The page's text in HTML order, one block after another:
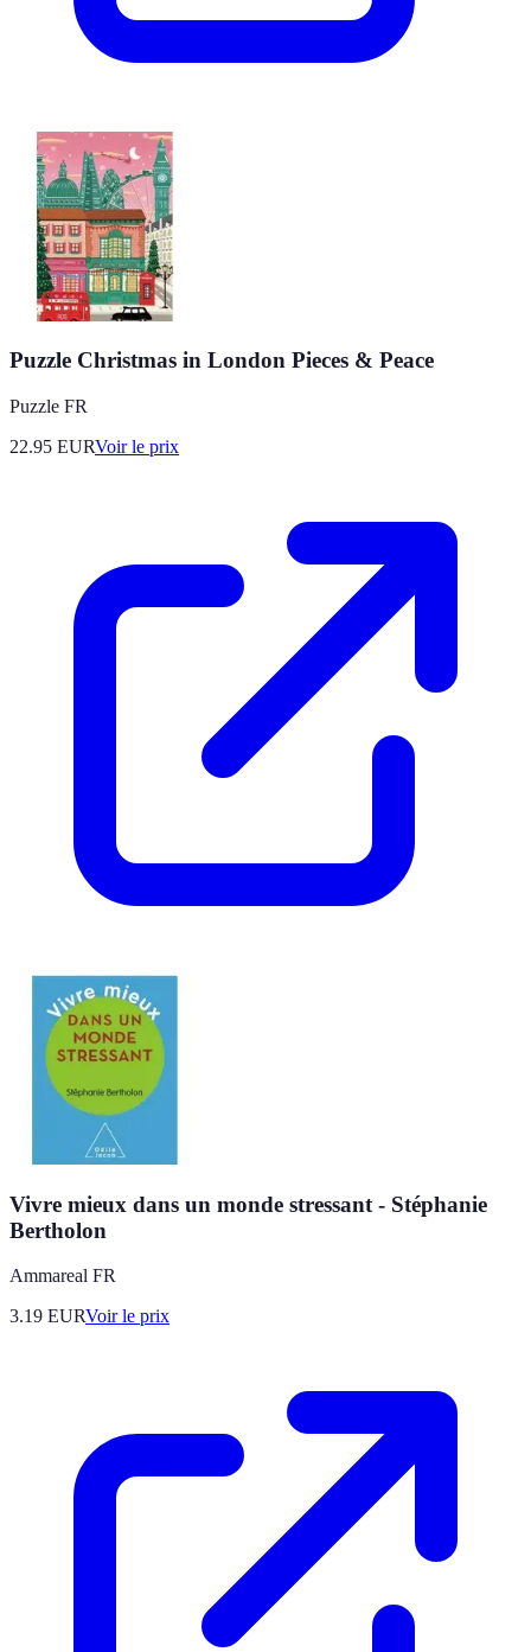
Puzzle Christmas in London Pieces & Peace
Puzzle FR
22.95 EURVoir le prix
Vivre mieux dans un monde stressant - Stéphanie
Bertholon
Ammareal FR
3.19 EURVoir le prix